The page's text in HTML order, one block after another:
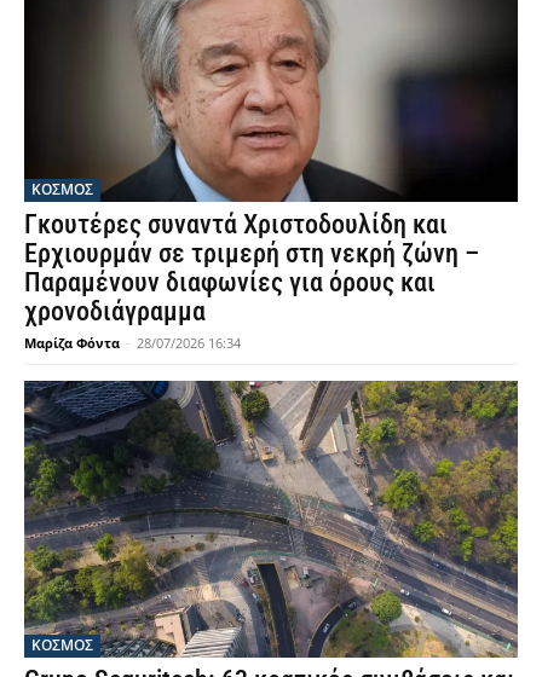
ΚΟΣΜΟΣ
Γκουτέρες συναντά Χριστοδουλίδη και
Ερχιουρμάν σε τριμερή στη νεκρή ζώνη –
Παραμένουν διαφωνίες για όρους και
χρονοδιάγραμμα
Μαρίζα Φόντα - 28/07/2026 16:34
ΚΟΣΜΟΣ